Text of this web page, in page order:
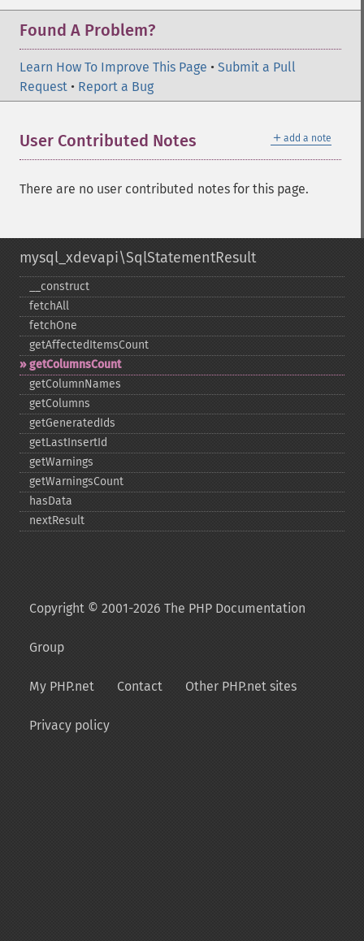
Found A Problem?
Learn How To Improve This Page • Submit a Pull
Request • Report a Bug
＋ add a note
User Contributed Notes
There are no user contributed notes for this page.
mysql_xdevapi\SqlStatementResult
_​_​construct
fetchAll
fetchOne
getAffectedItemsCount
getColumnsCount
getColumnNames
getColumns
getGeneratedIds
getLastInsertId
getWarnings
getWarningsCount
hasData
nextResult
Copyright © 2001-2026 The PHP Documentation
Group
My PHP.net Contact Other PHP.net sites
Privacy policy